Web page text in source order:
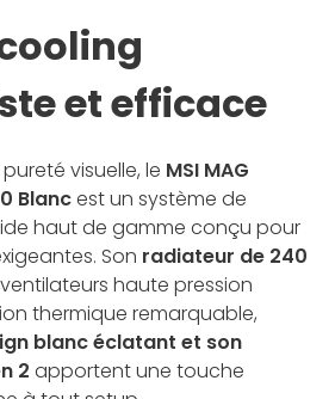
et efficace
visuelle, le MSI MAG
Blancest un système de
haut de gamme conçu pour
Son radiateur de 240
haute pression
thermique remarquable,
blanc éclatant et son
2 apportent une touche